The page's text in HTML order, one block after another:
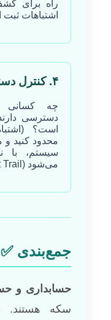
راه برای
اشتباهات
۴. کنترل دسترسی‌ها و امنیت
چه کسانی
دسترسی
است؟
محدود کنید و
سیستم، با
می‌شود (Audit Trail).
جمع‌بندی ✅
حسابداری و
سکه هستند.